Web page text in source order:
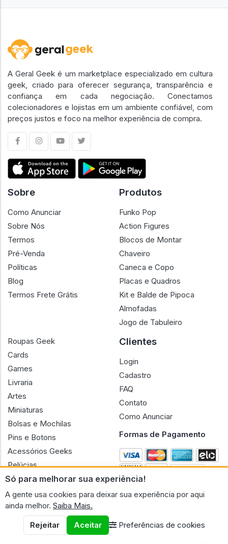
Só para melhorar sua experiência!
A gente usa cookies para deixar sua experiência por aqui
ainda melhor. Saiba Mais.
Rejeitar
Aceitar Preferências de cookies
A Geral Geek é um marketplace especializado em cultura
geek, criado para oferecer segurança, transparência e
confiança em cada negociação. Conectamos
colecionadores e lojistas em um ambiente confiável, com
preços justos e foco na melhor experiência de compra.
Sobre
Como Anunciar
Sobre Nós
Termos
Pré-Venda
Políticas
Blog
Termos Frete Grátis
Produtos
Funko Pop
Action Figures
Blocos de Montar
Chaveiro
Caneca e Copo
Placas e Quadros
Kit e Balde de Pipoca
Almofadas
Jogo de Tabuleiro
Roupas Geek
Cards
Games
Livraria
Artes
Miniaturas
Bolsas e Mochilas
Pins e Botons
Acessórios Geeks
Pelúcias
Bonecas
Clientes
Login
Cadastro
FAQ
Contato
Como Anunciar
Formas de Pagamento
CNPJ n.º 30.220.458/0001-17 - GERAL GEEK PORTAL ELETRONICO